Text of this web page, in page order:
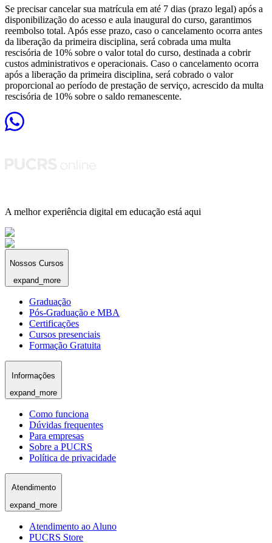
Se precisar cancelar sua matrícula em até 7 dias (prazo legal) após a
disponibilização do acesso e aula inaugural do curso, garantimos
reembolso total. Após esse prazo, caso o cancelamento ocorra antes
da liberação da primeira disciplina, será cobrada uma multa
rescisória de 10% sobre o valor total do curso, destinada a cobrir
custos administrativos e operacionais. Caso o cancelamento ocorra
após a liberação da primeira disciplina, será cobrado o valor
proporcional ao período de prestação de serviço, acrescido da multa
rescisória de 10% sobre o saldo remanescente.
A melhor experiência digital em educação está aqui
Nossos Cursos
expand_more
Graduação
Pós-Graduação e MBA
Certificações
Cursos presenciais
Formação Gratuita
Informações
expand_more
Como funciona
Dúvidas frequentes
Para empresas
Sobre a PUCRS
Política de privacidade
Atendimento
expand_more
Atendimento ao Aluno
PUCRS Store